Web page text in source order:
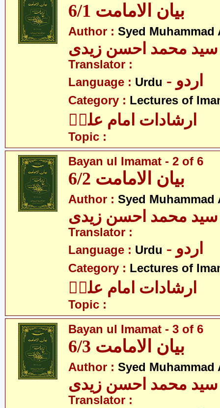
بیان الامامت 6/1
Author : Syed Muhammad
سید محمد احسن زیدی
Translator :
Language : Urdu - اردو
Category : Lectures of
ارشادات امام علیؑ
Topic :
Bayan ul Imamat - 2 of 6
بیان الامامت 6/2
Author : Syed Muhammad
سید محمد احسن زیدی
Translator :
Language : Urdu - اردو
Category : Lectures of
ارشادات امام علیؑ
Topic :
Bayan ul Imamat - 3 of 6
بیان الامامت 6/3
Author : Syed Muhammad
سید محمد احسن زیدی
Translator :